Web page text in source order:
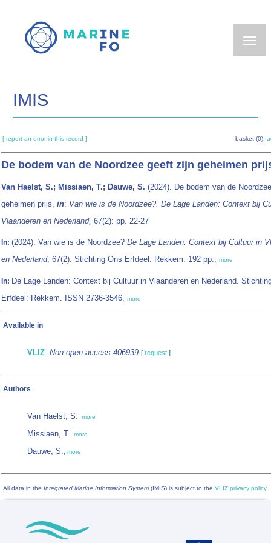
main
IMIS
[ report an error in this record ] basket (0):
De bodem van de Noordzee geeft zijn geheimen
Van Haelst, S.; Missiaen, T.; Dauwe, S. (2024). De bodem van de
geheimen prijs, in: Van wie is de Noordzee?. De Lage Landen: Context bij
Vlaanderen en Nederland, 67(2): pp. 22-27
In: (2024). Van wie is de Noordzee? De Lage Landen: Context bij Cultuur in
en Nederland, 67(2). Stichting Ons Erfdeel: Rekkem. 192 pp., more
In: De Lage Landen: Context bij Cultuur in Vlaanderen en Nederland.
Erfdeel: Rekkem. ISSN 2736-3546, more
Available in
VLIZ: Non-open access 406939 [ request ]
Authors
Van Haelst, S., more
Missiaen, T., more
Dauwe, S., more
All data in the Integrated Marine Information System (IMIS) is subject to the VLIZ privacy policy